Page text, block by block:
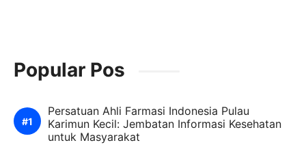
Popular Pos
Persatuan Ahli Farmasi Indonesia Pulau
Karimun Kecil: Jembatan Informasi Kesehatan
untuk Masyarakat